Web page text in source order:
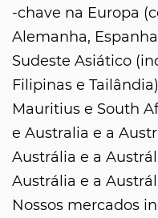
-chave na Europa
Alemanha,
Sudeste Asiático
Filipinas e
Mauritius e South
e Australia e a
Austrália e a
Austrália e a
Nossos mercados